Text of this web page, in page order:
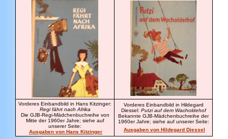
Vorderes Einbandbild in Hans Kitzinger:
Regi fährt nach Afrika
Die GJB-Regi-Mädchenbuchreihe von
Mitte der 1960er Jahre; siehe auf
unserer Seite:
Ausgaben von Hans Kitzinger
Vorderes Einbandbild in Hildegard
Diessel: Putzi auf dem Wacholdehof
Bekannte GJB-Mädchenbuchreihe der
1960er Jahre; siehe auf unserer Seite:
Ausgaben von Hildegard Diessel